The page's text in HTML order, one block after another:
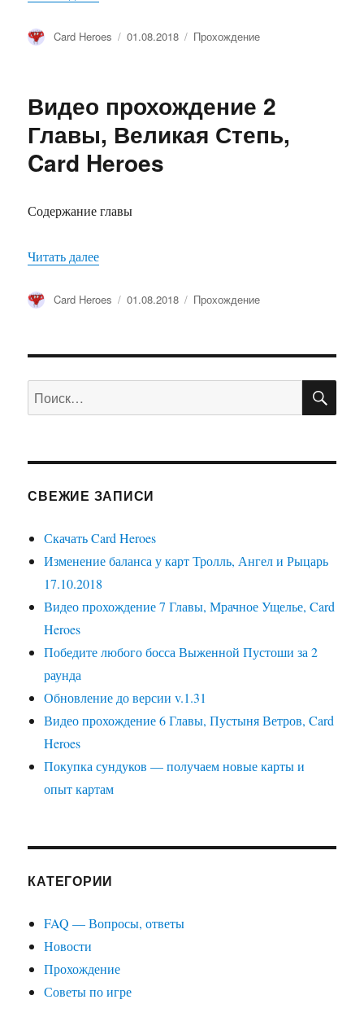
Автор
Card Heroes Опубликовано
01.08.2018 Рубрики
Прохождение
Видео прохождение 2
Главы, Великая Степь,
Card Heroes
Содержание главы
Читать далее
Автор
Card Heroes Опубликовано
01.08.2018 Рубрики
Прохождение
Искать:
СВЕЖИЕ ЗАПИСИ
Скачать Card Heroes
Изменение баланса у карт Тролль, Ангел и Рыцарь
17.10.2018
Видео прохождение 7 Главы, Мрачное Ущелье, Card
Heroes
Победите любого босса Выженной Пустоши за 2
раунда
Обновление до версии v.1.31
Видео прохождение 6 Главы, Пустыня Ветров, Card
Heroes
Покупка сундуков — получаем новые карты и
опыт картам
КАТЕГОРИИ
FAQ — Вопросы, ответы
Новости
Прохождение
Советы по игре